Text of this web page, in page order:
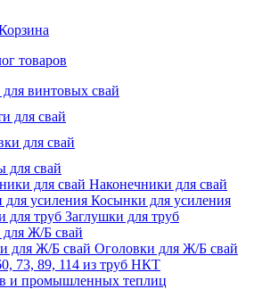
товаров
винтовых свай
для свай
для свай
для свай
Наконечники для свай
Косынки для усиления
Заглушки для труб
Ж/Б свай
Оголовки для Ж/Б свай
73, 89, 114 из труб НКТ
и промышленных теплиц